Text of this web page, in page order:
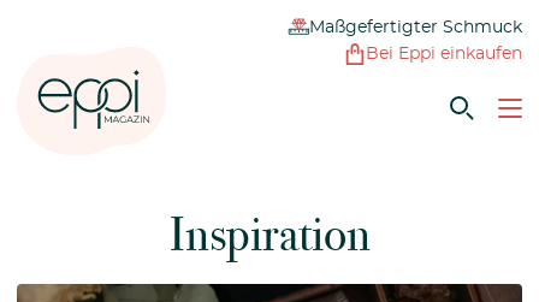
Maßgefertigter Schmuck
Bei Eppi einkaufen
Inspiration